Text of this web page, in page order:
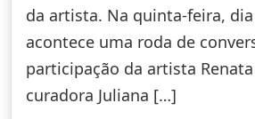
da artista. Na quinta-feira,
acontece uma roda de
participação da artista
curadora Juliana […]